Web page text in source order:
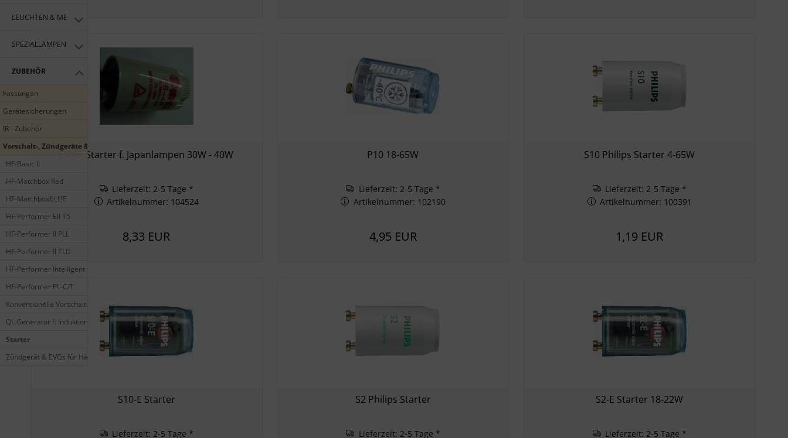
LEUCHTEN & MEHR
SPEZIALLAMPEN
ZUBEHÖR
Fassungen
Gerätesicherungen
IR - Zubehör
Vorschalt-, Zündgeräte & Starter
HF-Basic II
HF-Matchbox Red
HF-MatchboxBLUE
HF-Performer EII T5
HF-Performer II PLL
HF-Performer II TLD
HF-Performer Intelligent für TL5 HE/HO Lampen
HF-Performer PL-C/T
Konventionelle Vorschaltegeräte
QL Generator f. Induktionslampen
Starter
Zündgerät & EVGs für Halogen-Metalldampen
FS-4P Starter f. Japanlampen 30W - 40W
Lieferzeit: 2-5 Tage *
Artikelnummer: 104524
8,33 EUR
P10 18-65W
Lieferzeit: 2-5 Tage *
Artikelnummer: 102190
4,95 EUR
S10 Philips Starter 4-65W
Lieferzeit: 2-5 Tage *
Artikelnummer: 100391
1,19 EUR
S10-E Starter
Lieferzeit: 2-5 Tage *
S2 Philips Starter
Lieferzeit: 2-5 Tage *
S2-E Starter 18-22W
Lieferzeit: 2-5 Tage *